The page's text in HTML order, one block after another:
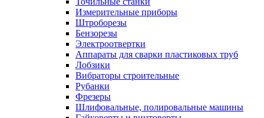
Измерительные приборы
Штроборезы
Бензорезы
Электроотвертки
Аппараты для сварки пластиковых труб
Лобзики
Вибраторы строительные
Рубанки
Фрезеры
Шлифовальные, полировальные машины